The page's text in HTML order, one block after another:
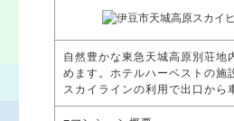
自然豊かな東急天城高原別荘地
めます。ホテルハーベストの施
スカイラインの利用で出口から